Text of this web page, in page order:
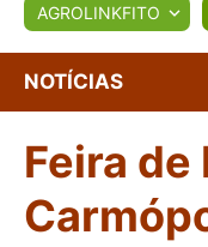
BIOLÓGICOS
Conversor
AGROLINKFITO
NOTÍCIAS
Feira